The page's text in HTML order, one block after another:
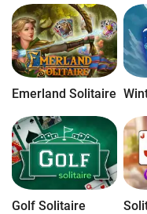
nach diesem Prinzip
bewegen. Genauso
Stapeln tauschen,
Emerland Solitaire
Golf Solitaire